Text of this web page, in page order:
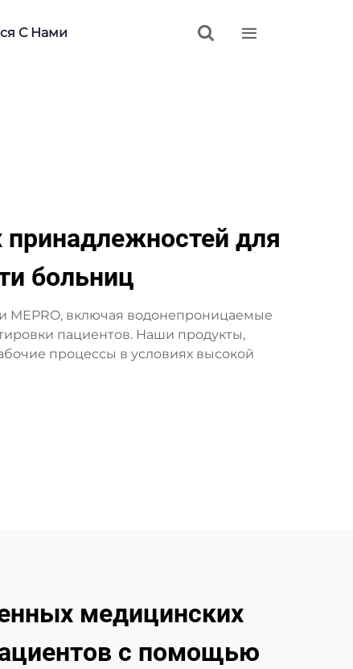
С Нами  
для
больниц
включая водонепроницаемые
пациентов. Наши продукты,
процессы в условиях высокой
медицинских
с помощью